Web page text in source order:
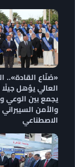
«صُنّاع القادة»..
العالي يؤهل جيلًا
يجمع بين الوعي
والأمن السيبراني
الاصطناعي